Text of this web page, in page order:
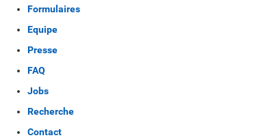
Formulaires
Equipe
Presse
FAQ
Jobs
Recherche
Contact